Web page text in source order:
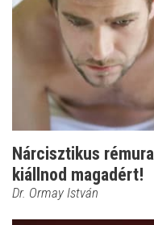
Nárcisztikus
kiállnod magadért!
Dr. Ormay István